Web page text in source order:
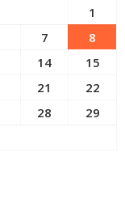
1
7
8
14
15
21
22
28
29